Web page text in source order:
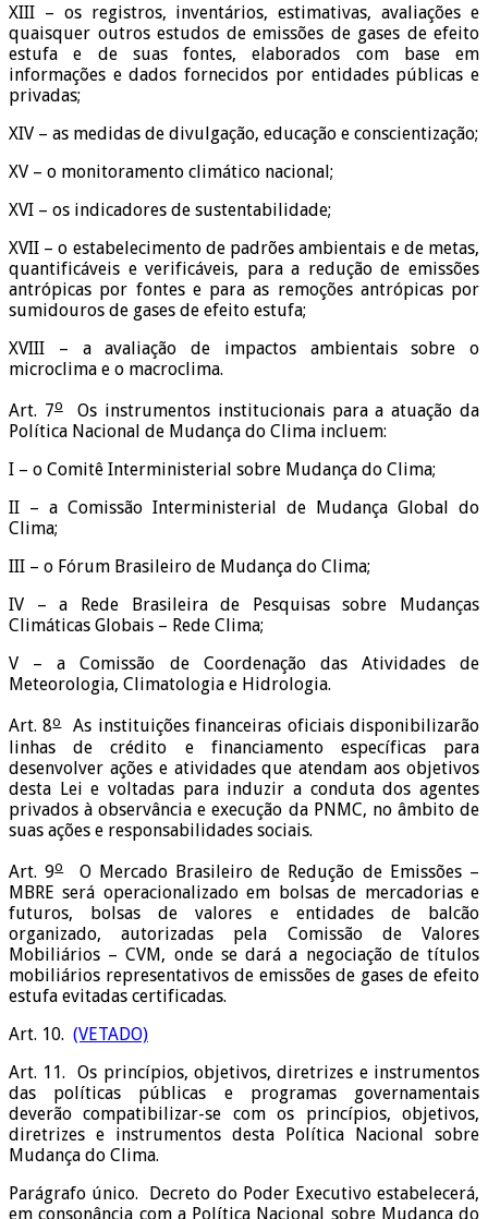
XIII – os registros, inventários, estimativas, avaliações e
quaisquer outros estudos de emissões de gases de efeito
estufa e de suas fontes, elaborados com base em
informações e dados fornecidos por entidades públicas e
privadas;
XIV – as medidas de divulgação, educação e conscientização;
XV – o monitoramento climático nacional;
XVI – os indicadores de sustentabilidade;
XVII – o estabelecimento de padrões ambientais e de metas,
quantificáveis e verificáveis, para a redução de emissões
antrópicas por fontes e para as remoções antrópicas por
sumidouros de gases de efeito estufa;
XVIII – a avaliação de impactos ambientais sobre o
microclima e o macroclima.
Art. 7oOs instrumentos institucionais para a atuação da
Política Nacional de Mudança do Clima incluem:
I – o Comitê Interministerial sobre Mudança do Clima;
II – a Comissão Interministerial de Mudança Global do
Clima;
III – o Fórum Brasileiro de Mudança do Clima;
IV – a Rede Brasileira de Pesquisas sobre Mudanças
Climáticas Globais – Rede Clima;
V – a Comissão de Coordenação das Atividades de
Meteorologia, Climatologia e Hidrologia.
Art. 8oAs instituições financeiras oficiais disponibilizarão
linhas de crédito e financiamento específicas para
desenvolver ações e atividades que atendam aos objetivos
desta Lei e voltadas para induzir a conduta dos agentes
privados à observância e execução da PNMC, no âmbito de
suas ações e responsabilidades sociais.
Art. 9oO Mercado Brasileiro de Redução de Emissões –
MBRE será operacionalizado em bolsas de mercadorias e
futuros, bolsas de valores e entidades de balcão
organizado, autorizadas pela Comissão de Valores
Mobiliários – CVM, onde se dará a negociação de títulos
mobiliários representativos de emissões de gases de efeito
estufa evitadas certificadas.
Art. 10. (VETADO)
Art. 11. Os princípios, objetivos, diretrizes e instrumentos
das políticas públicas e programas governamentais
deverão compatibilizar-se com os princípios, objetivos,
diretrizes e instrumentos desta Política Nacional sobre
Mudança do Clima.
Parágrafo único. Decreto do Poder Executivo estabelecerá,
em consonância com a Política Nacional sobre Mudança do